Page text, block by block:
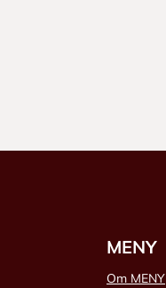
MENY
Om MENY